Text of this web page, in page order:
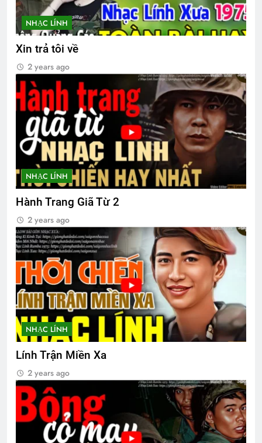
K28 VN thăm CSVSQ Long K25
Chương Trình Tri Ân Tác Giả
2 Years Ago
Tướng Nguyễn Vĩnh Nghi K5 Flipbook
1 Year Ago
Phóng sự Ấp Bắc 1963
Thăm CSVCQ Nguyễn Hữu Thuyết K20
2 Years Ago
TÌNH YÊU LẶNG LẼ
3 Years Ago
2 Years Ago
PHONG THƯ ĐỦ Ý (Lưu Hiểu Ba)
3 Years Ago
NHẠC LÍNH
Xin trả tôi về
2 years ago
NHẠC LÍNH
Hành Trang Giã Từ 2
2 years ago
NHẠC LÍNH
Lính Trận Miền Xa
2 years ago